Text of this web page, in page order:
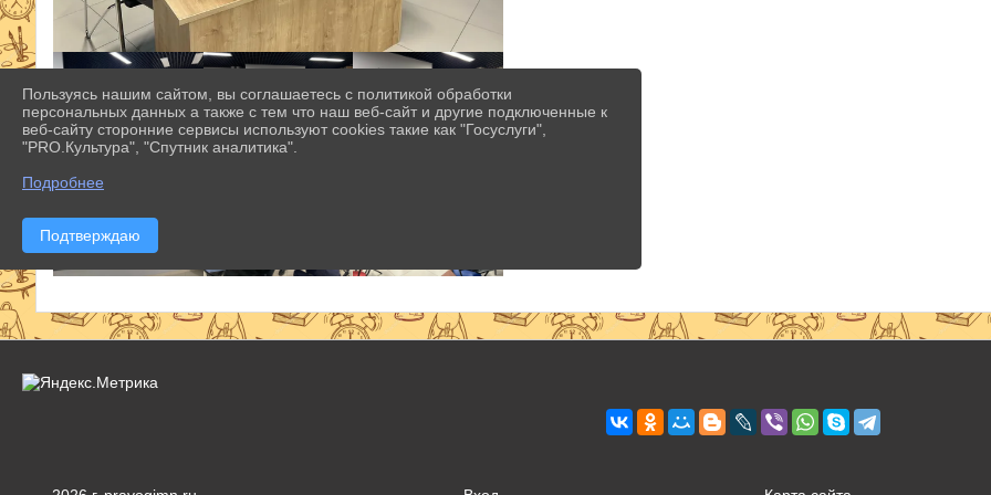
Пользуясь нашим сайтом, вы соглашаетесь с политикой обработки
персональных данных а также с тем что наш веб-сайт и другие подключенные к
веб-сайту сторонние сервисы используют cookies такие как "Госуслуги",
"PRO.Культура", "Спутник аналитика".
Подробнее
Подтверждаю